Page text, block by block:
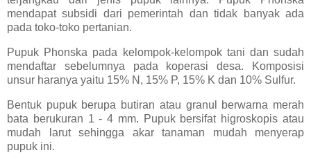
mendapat subsidi dari pemerintah dan tidak banyak ada
pada toko-toko pertanian.
Pupuk Phonska pada kelompok-kelompok tani dan sudah
mendaftar sebelumnya pada koperasi desa. Komposisi
unsur haranya yaitu 15% N, 15% P, 15% K dan 10% Sulfur.
Bentuk pupuk berupa butiran atau granul berwarna merah
bata berukuran 1 - 4 mm. Pupuk bersifat higroskopis atau
mudah larut sehingga akar tanaman mudah menyerap
pupuk ini.